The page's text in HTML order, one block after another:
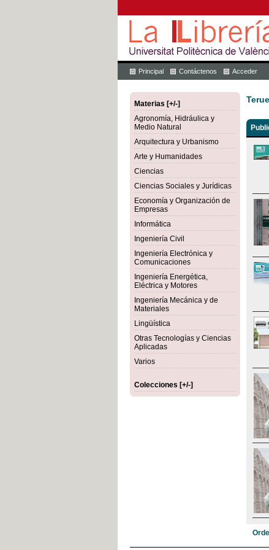
Principal Contáctenos Acceder
Materias [+/-]
Agronomía, Hidráulica y
Medio Natural
Arquitectura y Urbanismo
Arte y Humanidades
Ciencias
Ciencias Sociales y Jurídicas
Economía y Organización de
Empresas
Informática
Ingeniería Civil
Ingeniería Electrónica y
Comunicaciones
Ingeniería Energética,
Eléctrica y Motores
Ingeniería Mecánica y de
Materiales
Lingüística
Otras Tecnologías y Ciencias
Aplicadas
Varios
Colecciones [+/-]